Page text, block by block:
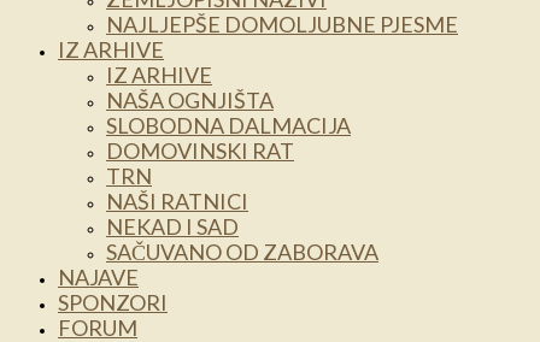
NAJLJEPŠE DOMOLJUBNE PJESME
IZ ARHIVE
IZ ARHIVE
NAŠA OGNJIŠTA
SLOBODNA DALMACIJA
DOMOVINSKI RAT
TRN
NAŠI RATNICI
NEKAD I SAD
SAČUVANO OD ZABORAVA
NAJAVE
SPONZORI
FORUM